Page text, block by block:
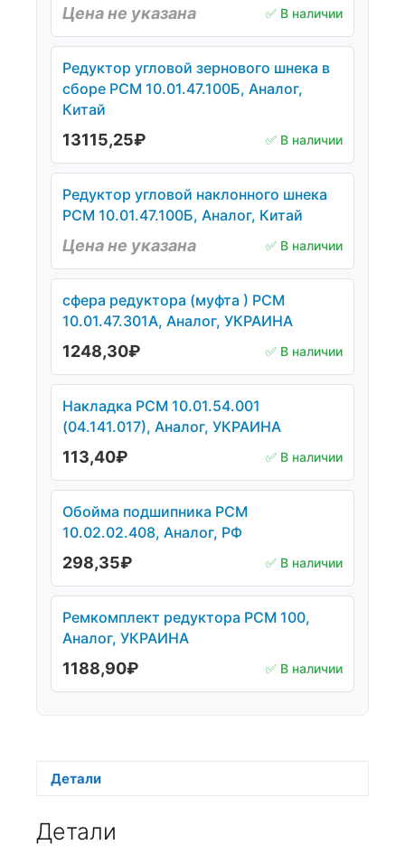
Цена не указана ✅ В наличии
Редуктор угловой зернового шнека в
сборе РСМ 10.01.47.100Б, Аналог,
Китай
13115,25₽ ✅ В наличии
Редуктор угловой наклонного шнека
РСМ 10.01.47.100Б, Аналог, Китай
Цена не указана ✅ В наличии
сфера редуктора (муфта ) РСМ
10.01.47.301А, Аналог, УКРАИНА
1248,30₽ ✅ В наличии
Накладка РСМ 10.01.54.001
(04.141.017), Аналог, УКРАИНА
113,40₽ ✅ В наличии
Обойма подшипника РСМ
10.02.02.408, Аналог, РФ
298,35₽ ✅ В наличии
Ремкомплект редуктора РСМ 100,
Аналог, УКРАИНА
1188,90₽ ✅ В наличии
Детали
Детали